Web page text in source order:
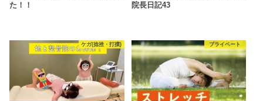
た！！
院長日記43
ケガ(捻挫・打撲) プライベート